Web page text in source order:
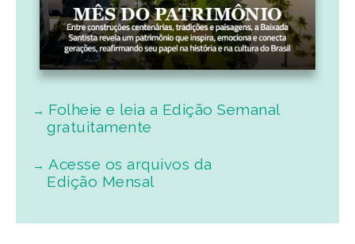
Folheie e leia a Edição Semanal
gratuitamente
Acesse os arquivos da
Edição Mensal